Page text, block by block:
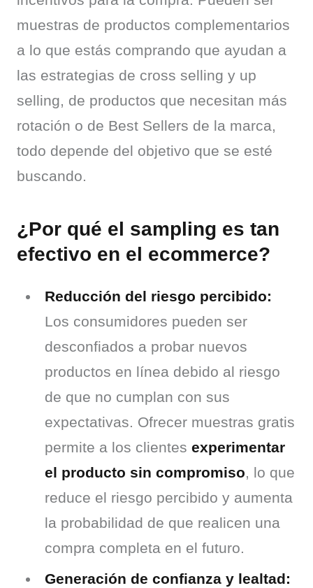
muestras de productos complementarios
a lo que estás comprando que ayudan a
las estrategias de cross selling y up
selling, de productos que necesitan más
rotación o de Best Sellers de la marca,
todo depende del objetivo que se esté
buscando.
¿Por qué el sampling es tan
efectivo en el ecommerce?
Reducción del riesgo percibido:
Los consumidores pueden ser
desconfiados a probar nuevos
productos en línea debido al riesgo
de que no cumplan con sus
expectativas. Ofrecer muestras gratis
permite a los clientes experimentar
el producto sin compromiso, lo que
reduce el riesgo percibido y aumenta
la probabilidad de que realicen una
compra completa en el futuro.
Generación de confianza y lealtad: